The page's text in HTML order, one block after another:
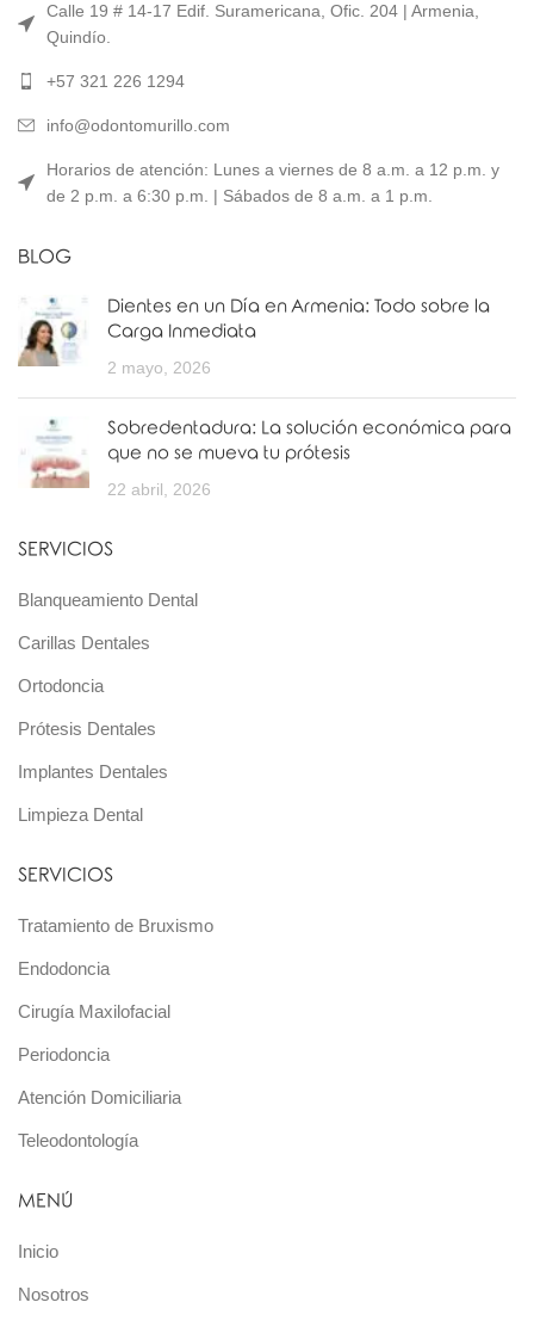
Calle 19 # 14-17 Edif. Suramericana, Ofic. 204 | Armenia,
Quindío.
+57 321 226 1294
info@odontomurillo.com
Horarios de atención: Lunes a viernes de 8 a.m. a 12 p.m. y
de 2 p.m. a 6:30 p.m. | Sábados de 8 a.m. a 1 p.m.
BLOG
Dientes en un Día en Armenia: Todo sobre la
Carga Inmediata
2 mayo, 2026
Sobredentadura: La solución económica para
que no se mueva tu prótesis
22 abril, 2026
SERVICIOS
Blanqueamiento Dental
Carillas Dentales
Ortodoncia
Prótesis Dentales
Implantes Dentales
Limpieza Dental
SERVICIOS
Tratamiento de Bruxismo
Endodoncia
Cirugía Maxilofacial
Periodoncia
Atención Domiciliaria
Teleodontología
MENÚ
Inicio
Nosotros